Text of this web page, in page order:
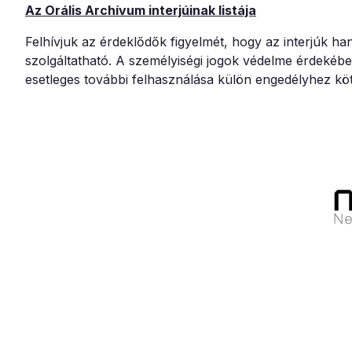
Az Orális Archívum interjúinak listája
Felhívjuk az érdeklődők figyelmét, hogy az interjúk
szolgáltatható. A személyiségi jogok védelme
esetleges további felhasználása külön engedélyhez